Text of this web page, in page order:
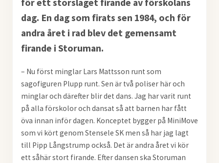
dag. En dag som firats sen 1984, och för
andra året i rad blev det gemensamt
firande i Storuman.
– Nu först minglar Lars Mattsson runt som
sagofiguren Plupp runt. Sen är två poliser här och
minglar och därefter blir det dans. Jag har varit runt
på alla förskolor och dansat så att barnen har fått
öva innan inför dagen. Konceptet bygger på MiniMove
som vi kört genom Stensele SK men så har jag lagt
till Pipp Långstrump också. Det är andra året vi kör
ett såhär stort firande. Efter dansen ska Storuman